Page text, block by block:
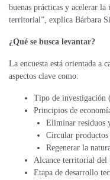
buenas prácticas y acelerar
territorial”, explica Bárbara
¿Qué se busca levantar?
La encuesta está orientada a
aspectos clave como:
Tipo de
Principios de
Eliminar residuos
Circular
Regenerar la
Alcance territorial del
Etapa de desarrollo